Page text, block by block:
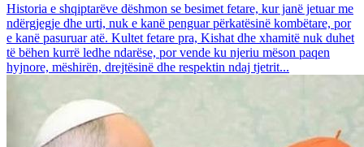
Historia e shqiptarëve dëshmon se besimet fetare, kur janë jetuar me
ndërgjegje dhe urti, nuk e kanë penguar përkatësinë kombëtare, por
e kanë pasuruar atë. Kultet fetare pra, Kishat dhe xhamitë nuk duhet
të bëhen kurrë ledhe ndarëse, por vende ku njeriu mëson paqen
hyjnore, mëshirën, drejtësinë dhe respektin ndaj tjetrit...